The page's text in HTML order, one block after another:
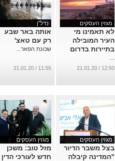
מגזין העסקים
לא תאמינו מי
העיר המובילה
בתיירות בדרום
...
12:50 / 21.01.20
נדל"ן
אותה באר שבע
רק עם טאצ'
שכונת הפאר...
11:55 / 21.01.20
מגזין העסקים
בצל משבר הדיור
"המדינה קיבלה
מגזין העסקים
מזל טוב: משכן
חדש לעורכי הדין